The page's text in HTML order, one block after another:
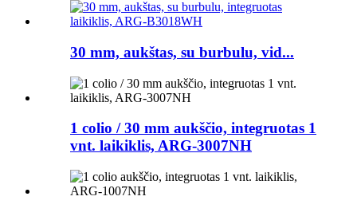
30 mm, aukštas, su burbulu, vid...
1 colio / 30 mm aukščio, integruotas 1
vnt. laikiklis, ARG-3007NH